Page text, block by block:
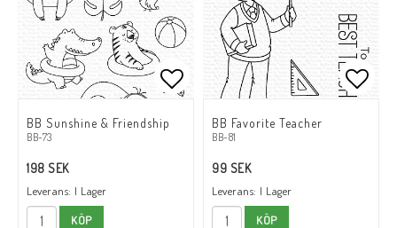
Lägg till i favoritlistan
Lägg till i favoritlistan
BB Sunshine & Friendship
BB-73
198 SEK
Leverans: I Lager
KÖP
BB Favorite Teacher
BB-81
99 SEK
Leverans: I Lager
KÖP